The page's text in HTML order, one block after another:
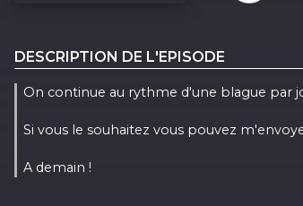
DESCRIPTION DE L'EPISODE
On continue au rythme d'une blague par
Si vous le souhaitez vous pouvez
A demain !